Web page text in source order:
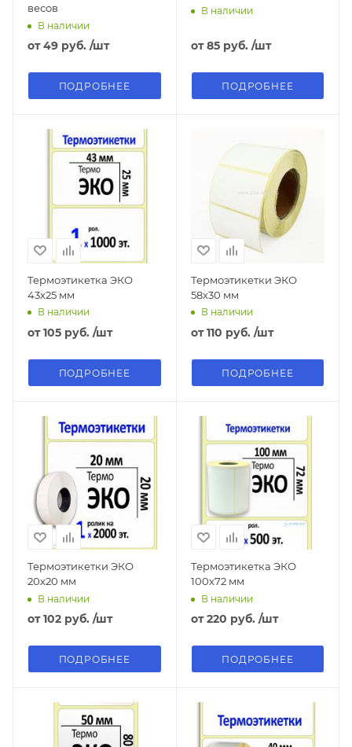
весов
В наличии
от49 руб. /шт
ПОДРОБНЕЕ
В наличии
от85 руб. /шт
ПОДРОБНЕЕ
Термоэтикетка ЭКО
43х25 мм
В наличии
от105 руб. /шт
ПОДРОБНЕЕ
Термоэтикетки ЭКО
58х30 мм
В наличии
от110 руб. /шт
ПОДРОБНЕЕ
Термоэтикетки ЭКО
20х20 мм
В наличии
от102 руб. /шт
ПОДРОБНЕЕ
Термоэтикетка ЭКО
100х72 мм
В наличии
от220 руб. /шт
ПОДРОБНЕЕ